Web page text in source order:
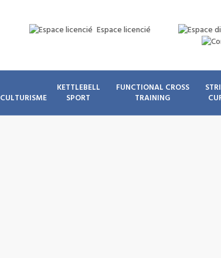
Espace licencié
CULTURISME
KETTLEBELL
SPORT
FUNCTIONAL CROSS
TRAINING